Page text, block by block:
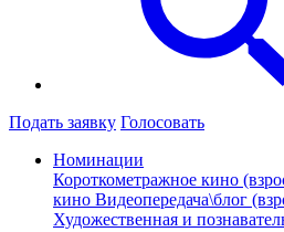
Подать заявку Голосовать
Номинации
Короткометражное кино
кино Видеопередача\блог
Художественная и